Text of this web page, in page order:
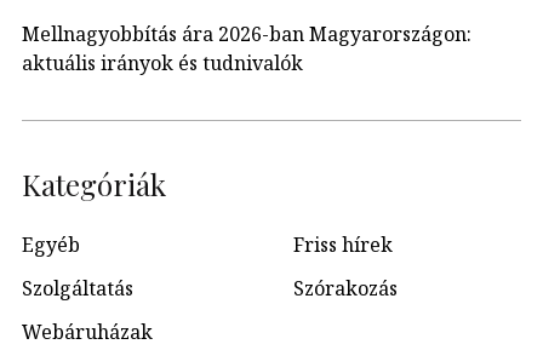
Mellnagyobbítás ára 2026-ban Magyarországon:
aktuális irányok és tudnivalók
Kategóriák
Egyéb
Friss hírek
Szolgáltatás
Szórakozás
Webáruházak